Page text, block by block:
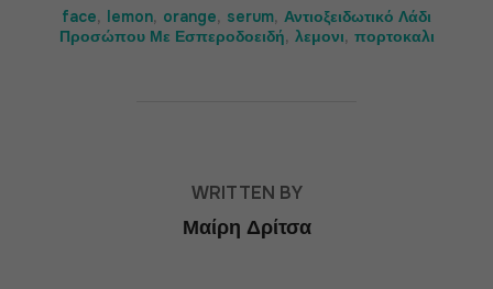
face, lemon, orange, serum, Αντιοξειδωτικό Λάδι
Προσώπου Με Εσπεροδοειδή, λεμονι, πορτοκαλι
WRITTEN BY
Μαίρη Δρίτσα